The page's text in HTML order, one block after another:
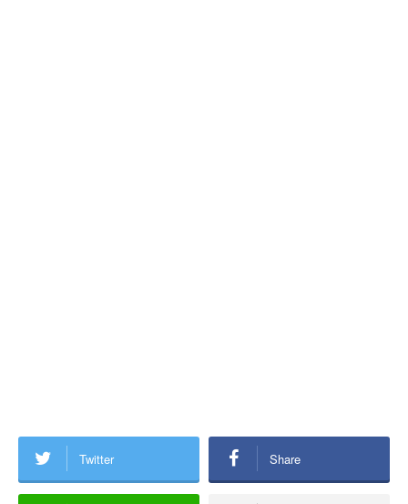
Twitter Share